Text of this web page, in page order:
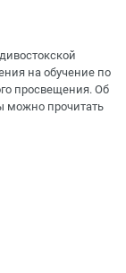
на обучение по
просвещения. Об
можно прочитать